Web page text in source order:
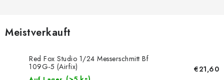
VOUCHERS
VERKAUFTE MARKEN
Meistverkauft
Red Fox Studio 1/24 Messerschmitt Bf
109G-5 (Airfix)
€21,60